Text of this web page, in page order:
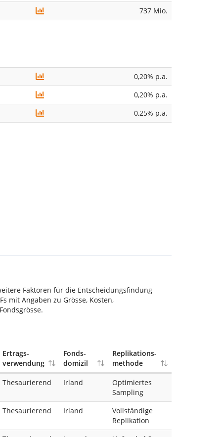
737 Mio.
0,20% p.a.
0,20% p.a.
0,25% p.a.
Faktoren für die Entscheidungsfindung
mit Angaben zu Grösse, Kosten,
Ertrags-
verwendung
Fonds-
domizil
Replikations-
methode
Thesaurierend Irland
Optimiertes
Sampling
Thesaurierend Irland
Vollständige
Replikation